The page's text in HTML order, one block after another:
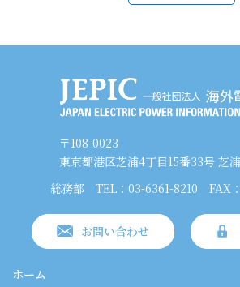
〒108-0023
東京都港区芝浦4丁目15番33号 芝
総務部
TEL：03-6361-8210 FAX
お問い合わせ
ホーム